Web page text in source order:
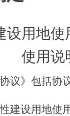
设用地使
使用说
议》包括协
建设用地使